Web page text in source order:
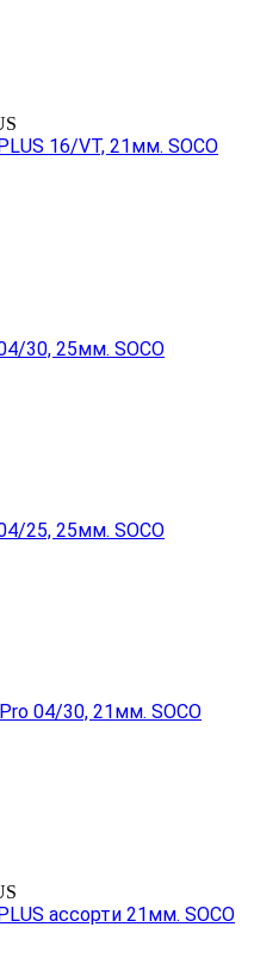
16/VT, 21мм. SOCO
30, 25мм. SOCO
25, 25мм. SOCO
04/30, 21мм. SOCO
ассорти 21мм. SOCO